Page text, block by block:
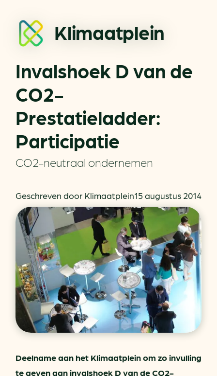
Klimaatplein
Invalshoek D van de
CO2-
Prestatieladder:
Participatie
CO2-neutraal ondernemen
Geschreven door Klimaatplein15 augustus 2014
Deelname aan het Klimaatplein om zo invulling
te geven aan invalshoek D van de CO2-